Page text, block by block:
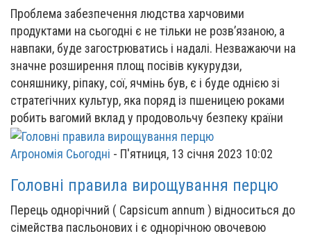
Проблема забезпечення людства харчовими
продуктами на сьогодні є не тільки не розв’язаною, а
навпаки, буде загострюватись і надалі. Незважаючи на
значне розширення площ посівів кукурудзи,
соняшнику, ріпаку, сої, ячмінь був, є і буде однією зі
стратегічних культур, яка поряд із пшеницею роками
робить вагомий вклад у продовольчу безпеку країни
Агрономія Сьогодні - П'ятниця, 13 січня 2023 10:02
Головні правила вирощування перцю
Перець однорічний ( Capsicum annum ) відноситься до
сімейства пасльонових і є однорічною овочевою